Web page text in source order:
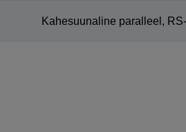
Kahesuunaline paralleel,